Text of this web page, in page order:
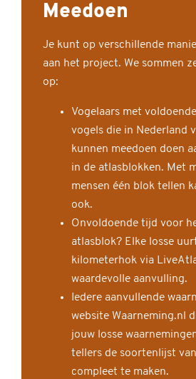
Meedoen
Je kunt op verschillende
aan het project. We sommen
op:
Vogelaars met
vogels die in Nederland
kunnen meedoen doen
in de atlasblokken. Met
mensen één blok tellen
ook.
Onvoldoende tijd voor
atlasblok? Elke losse
kilometerhok via
waardevolle aanvulling.
Iedere aanvullende
website Waarneming.nl
jouw losse
tellers de soortenlijst
compleet te maken.